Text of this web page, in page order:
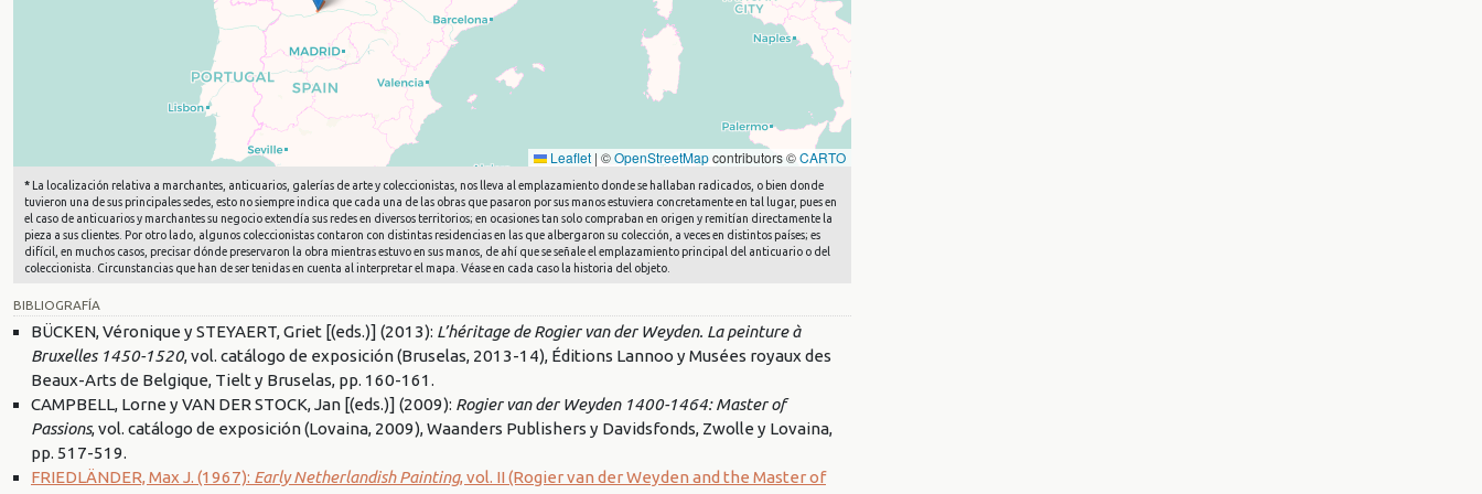
Leaflet | ©OpenStreetMapcontributors ©CARTO
* La localización relativa a marchantes, anticuarios, galerías de arte y coleccionistas, nos lleva al emplazamiento donde se hallaban radicados, o bien donde
tuvieron una de sus principales sedes, esto no siempre indica que cada una de las obras que pasaron por sus manos estuviera concretamente en tal lugar, pues en
el caso de anticuarios y marchantes su negocio extendía sus redes en diversos territorios; en ocasiones tan solo compraban en origen y remitían directamente la
pieza a sus clientes. Por otro lado, algunos coleccionistas contaron con distintas residencias en las que albergaron su colección, a veces en distintos países; es
difícil, en muchos casos, precisar dónde preservaron la obra mientras estuvo en sus manos, de ahí que se señale el emplazamiento principal del anticuario o del
coleccionista. Circunstancias que han de ser tenidas en cuenta al interpretar el mapa. Véase en cada caso la historia del objeto.
BIBLIOGRAFÍA
BÜCKEN, Véronique y STEYAERT, Griet [(eds.)] (2013): L’héritage de Rogier van der Weyden. La peinture à
Bruxelles 1450-1520, vol. catálogo de exposición (Bruselas, 2013-14), Éditions Lannoo y Musées royaux des
Beaux-Arts de Belgique, Tielt y Bruselas, pp. 160-161.
CAMPBELL, Lorne y VAN DER STOCK, Jan [(eds.)] (2009): Rogier van der Weyden 1400-1464: Master of
Passions, vol. catálogo de exposición (Lovaina, 2009), Waanders Publishers y Davidsfonds, Zwolle y Lovaina,
pp. 517-519.
FRIEDLÄNDER, Max J. (1967): Early Netherlandish Painting, vol. II (Rogier van der Weyden and the Master of